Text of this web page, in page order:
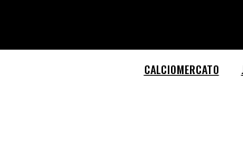
CALCIOMERCATO